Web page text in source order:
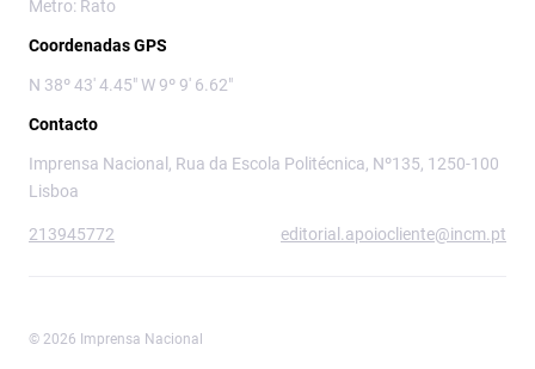
Metro: Rato
Coordenadas GPS
N 38º 43' 4.45" W 9º 9' 6.62"
Contacto
Imprensa Nacional, Rua da Escola Politécnica, Nº135, 1250-100
Lisboa
213945772 editorial.apoiocliente@incm.pt
© 2026 Imprensa Nacional